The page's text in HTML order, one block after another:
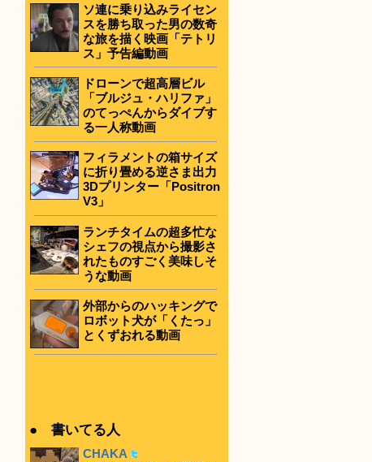
ソ連に乗り込みライセン
スを勝ち取った男の数奇
な旅を描く映画「テトリ
ス」予告編動画
ドローンで超高層ビル
「ブルジュ・ハリファ」
のてっぺんからダイブす
る一人称動画
フィラメントの箱サイズ
に折り畳める逆さま出力
3Dプリンター「Positron
V3」
ランチタイムの超多忙な
シェフの視点から撮影さ
れたものすごく美味しそ
うな動画
外部からのハッキングで
ロボット犬が「くたっ」
とくずおれる動画
● 書いてる人
CHAKA